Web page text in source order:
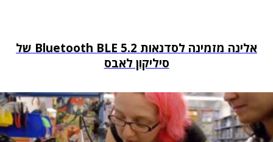
אלינה מזמינה לסדנאות Bluetooth BLE 5.2 של
סיליקון לאבס